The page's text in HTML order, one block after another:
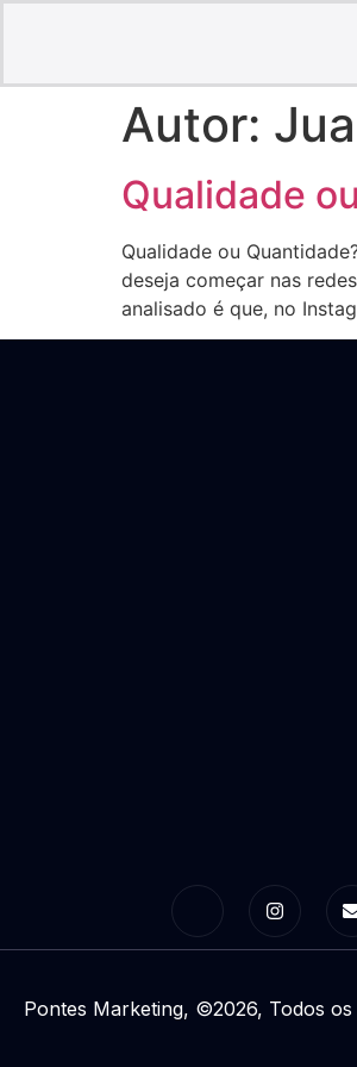
Autor:
Qualidade
Qualidade ou
deseja começar nas
analisado é que, no
Pontes Marketing, ©2026, Todos os